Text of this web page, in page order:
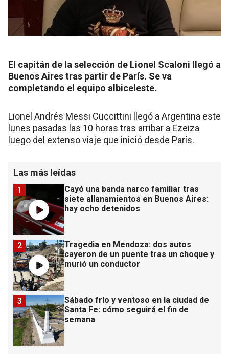
El capitán de la selección de Lionel Scaloni llegó a
Buenos Aires tras partir de París. Se va
completando el equipo albiceleste.
Lionel Andrés Messi Cuccittini llegó a Argentina este
lunes pasadas las 10 horas tras arribar a Ezeiza
luego del extenso viaje que inició desde París.
Las más leídas
Cayó una banda narco familiar tras
siete allanamientos en Buenos Aires:
hay ocho detenidos
1
Tragedia en Mendoza: dos autos
cayeron de un puente tras un choque y
murió un conductor
2
Sábado frío y ventoso en la ciudad de
Santa Fe: cómo seguirá el fin de
semana
3